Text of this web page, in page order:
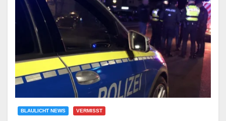
BLAULICHT NEWS VERMISST